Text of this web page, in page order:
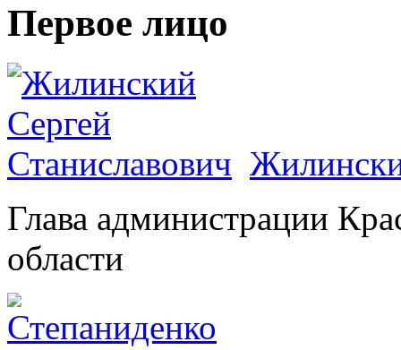
Первое лицо
Глава администрации
области